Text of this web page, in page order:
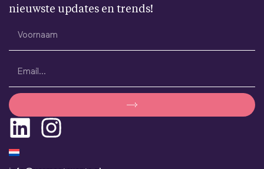
nieuwste updates en trends!